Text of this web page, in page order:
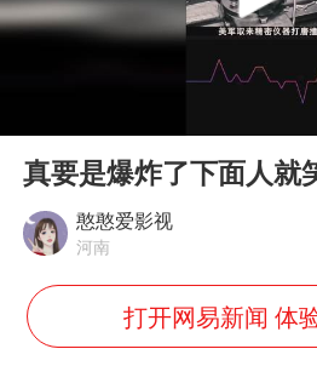
白海豚将
周末打虎
薛之谦杭
Play
真要是爆炸了下面人就
憨憨爱影视
河南
打开网易新闻 体